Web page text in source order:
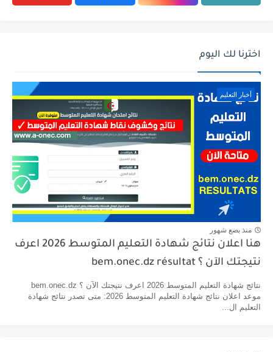
اخترنا لك اليوم
أخبار التعليم
منذ بضع شهور
هنا اعلان نتائج شهادة التعليم المتوسط 2026 اعرف
نتيجتك الآن ؟ bem.onec.dz résultat
نتائج شهادة التعليم المتوسط 2026 اعرف نتيجتك الآن ؟ bem.onec.dz
موعد اعلان نتائج شهادة التعليم المتوسط 2026: متى تصدر نتائج شهادة
التعليم ال...